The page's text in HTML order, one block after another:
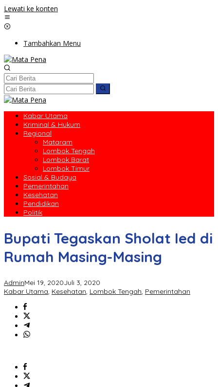
Lewati ke konten
Tambahkan Menu
Kabar Utama
Kriminal & Hukum
Regional
Mataram
Lombok Tengah
Lombok Barat
Lombok Timur
Sosial & Budaya
Pemerintahan
Kesehatan
Pendidikan
Politik
Bupati Tegaskan Sholat Ied di
Rumah Masing-Masing
AdminMei 19, 2020Juli 3, 2020
Kabar Utama, Kesehatan, Lombok Tengah, Pemerintahan